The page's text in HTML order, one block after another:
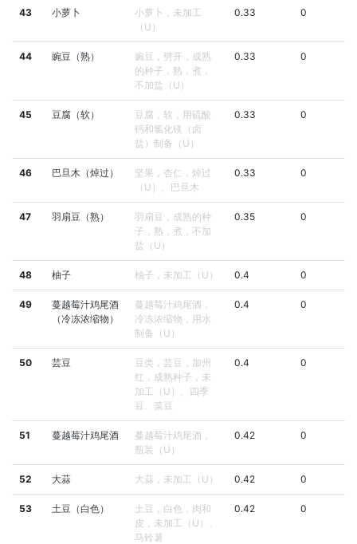
43 小萝卜
小萝卜，未加工
（U）
0.33 0
44 豌豆（熟）
豌豆，劈开，成熟
的种子，熟，煮，
不加盐（U）
0.33 0
45 豆腐（软）
豆腐，软，用硫酸
钙和氯化镁（卤
盐）制备（U）
0.33 0
46 巴旦木（焯过）
坚果，杏仁，焯过
（U）、巴旦木
0.33 0
47 羽扇豆（熟）
羽扇豆，成熟的种
子，熟，煮，不加
盐（U）
0.35 0
48 柚子 柚子，未加工（U） 0.4 0
49
蔓越莓汁鸡尾酒
（冷冻浓缩物）
蔓越莓汁鸡尾酒，
冷冻浓缩物，用水
制备（U）
0.4 0
50 芸豆
豆类，芸豆，加州
红，成熟种子，未
加工（U）、四季
豆、菜豆
0.4 0
51 蔓越莓汁鸡尾酒
蔓越莓汁鸡尾酒，
瓶装（U）
0.42 0
52 大蒜 大蒜，未加工（U） 0.42 0
53 土豆（白色）
土豆，白色，肉和
皮，未加工（U）、
马铃薯
0.42 0